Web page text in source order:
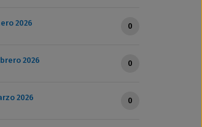
2026 0
2026 0
2026 0